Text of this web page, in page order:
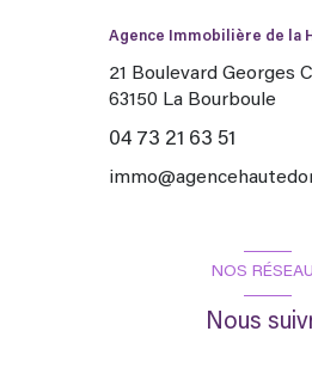
Agence Immobilière de la
21 Boulevard Georges
63150 La Bourboule
04 73 21 63 51
NOS
Nous